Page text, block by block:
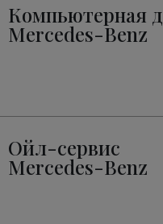
Компьютерная
Mercedes-Benz
Ойл-сервис
Mercedes-Benz